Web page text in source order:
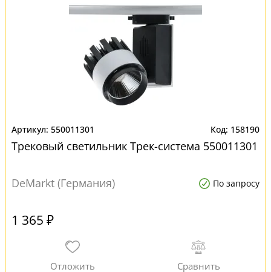
550011301 158190
Трековый светильник Трек-система 550011301
DeMarkt (Германия) По запросу
1 365 ₽